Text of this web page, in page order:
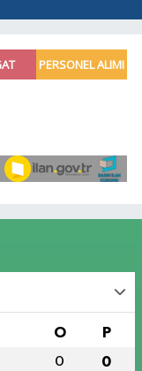
O P
0 0